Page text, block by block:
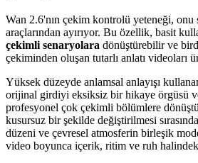
Wan 2.6'nın çekim kontrolü yeteneği, onu
araçlarından ayırıyor. Bu özellik, basit
çekimli senaryolara dönüştürebilir ve
çekiminden oluşan tutarlı anlatı videoları
Yüksek düzeyde anlamsal anlayışı
orijinal girdiyi eksiksiz bir hikaye örgüsü
profesyonel çok çekimli bölümlere
kusursuz bir şekilde değiştirilmesi
düzeni ve çevresel atmosferin birleşik
video boyunca içerik, ritim ve ruh